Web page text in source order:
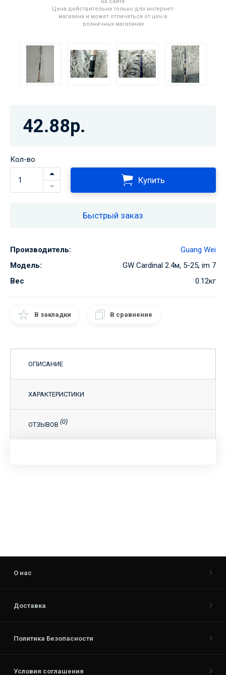
Цена действительна только для интернет-
магазина и может отличаться от цен в
розничных магазинах
42.88р.
Кол-во
Купить
Быстрый заказ
Производитель:
Guang Wei
Модель:
GW Cardinal 2.4м, 5-25, im 7
Вес
0.12кг
В закладки В сравнение
ОПИСАНИЕ
ХАРАКТЕРИСТИКИ
ОТЗЫВОВ (0)
О нас
Доставка
Политика Безопасности
Условия соглашения